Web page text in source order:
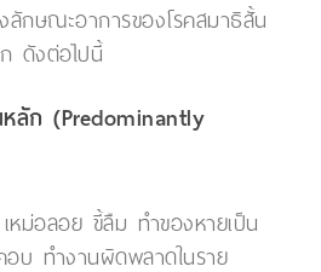
ลักษณะอาการของโรคสมาธิสั้น
ดังต่อไปนี้
หลัก (Predominantly
หม่อลอย ขี้ลืม ทำของหายเป็น
บ ทำงานผิดพลาดในราย